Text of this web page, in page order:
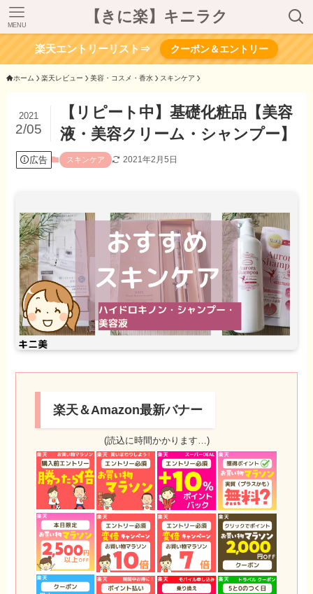
【きに楽】キニラク
MENU
楽天エントリーリスト⇒ クーポン＆エントリー
ホーム 楽天レビュー 美容・コスメ・香水 スキンケア
【リピート中】基礎化粧品【美容
液・美容クリーム・シャンプー】
2021
2/05
広告 スキンケア 2021年2月5日
楽天＆Amazon最新バナー
(読込に時間かかります…)